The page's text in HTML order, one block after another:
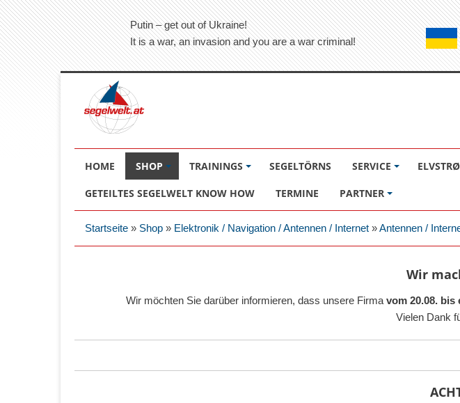
Putin – get out of Ukraine!
It is a war, an invasion and you are a war criminal!
HOME SHOP TRAININGS SEGELTÖRNS SERVICE
GETEILTES SEGELWELT KNOW HOW TERMINE PARTNER
Startseite » Shop » Elektronik / Navigation / Antennen / Internet »Antennen /
Wir
Wir möchten Sie darüber informieren, dass unsere Firma vom 20.08. bis
Vielen Dank